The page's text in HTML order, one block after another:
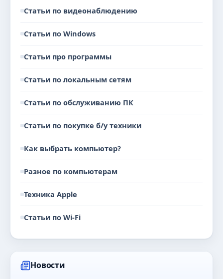
Статьи по видеонаблюдению
Статьи по Windows
Статьи про программы
Статьи по локальным сетям
Статьи по обслуживанию ПК
Статьи по покупке б/у техники
Как выбрать компьютер?
Разное по компьютерам
Техника Apple
Статьи по Wi-Fi
Новости